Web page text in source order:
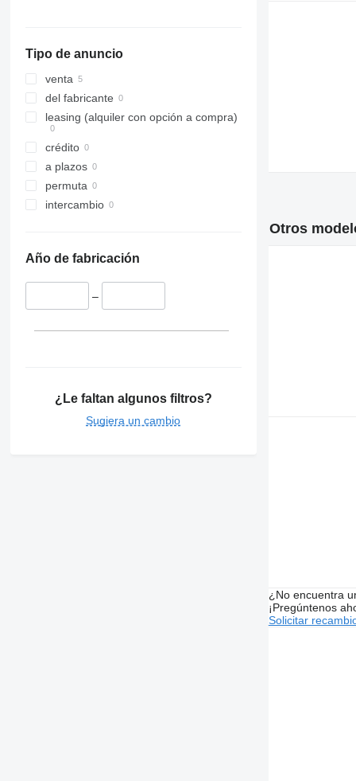
Tipo de anuncio
venta
del fabricante
leasing (alquiler con opción a compra)
crédito
a plazos
permuta
intercambio
Año de fabricación
–
¿Le faltan algunos filtros?
Sugiera un cambio
Otros
¿No encuentra
¡Pregúntenos
Solicitar